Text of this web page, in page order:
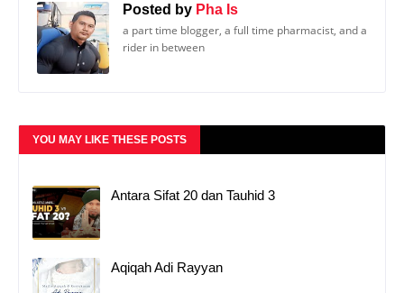
Posted by Pha Is
a part time blogger, a full time pharmacist, and a
rider in between
YOU MAY LIKE THESE POSTS
Antara Sifat 20 dan Tauhid 3
Aqiqah Adi Rayyan